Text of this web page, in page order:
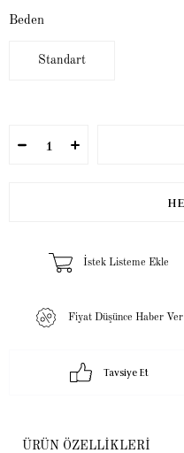
Beden
Standart
İstek Listeme Ekle
Fiyat Düşünce Haber Ver
Tavsiye Et
ÜRÜN ÖZELLIKLERI